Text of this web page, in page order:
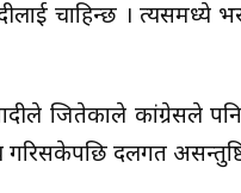
चाहिन्छ । त्यसमध्ये
जितेकाले कांग्रेसले
दलगत